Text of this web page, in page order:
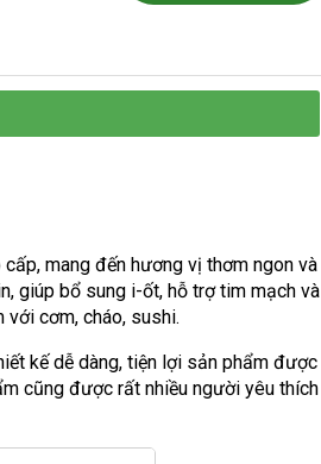
mang đến hương vị thơm ngon và
giúp bổ sung i-ốt, hỗ trợ tim mạch và
cơm, cháo, sushi.
kế dễ dàng, tiện lợi sản phẩm được
cũng được rất nhiều người yêu thích